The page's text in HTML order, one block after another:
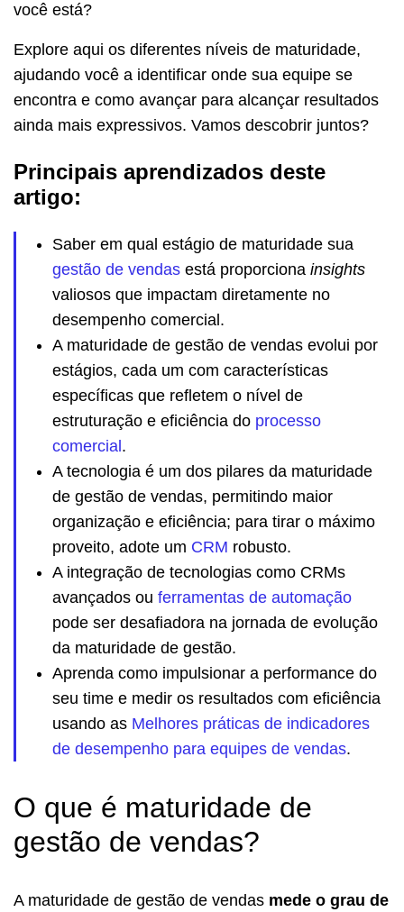
você está?
Explore aqui os diferentes níveis de maturidade,
ajudando você a identificar onde sua equipe se
encontra e como avançar para alcançar resultados
ainda mais expressivos. Vamos descobrir juntos?
Principais aprendizados deste
artigo:
Saber em qual estágio de maturidade sua
gestão de vendas está proporciona insights
valiosos que impactam diretamente no
desempenho comercial.
A maturidade de gestão de vendas evolui por
estágios, cada um com características
específicas que refletem o nível de
estruturação e eficiência do processo
comercial .
A tecnologia é um dos pilares da maturidade
de gestão de vendas, permitindo maior
organização e eficiência; para tirar o máximo
proveito, adote um CRM robusto.
A integração de tecnologias como CRMs
avançados ou ferramentas de automação
pode ser desafiadora na jornada de evolução
da maturidade de gestão.
Aprenda como impulsionar a performance do
seu time e medir os resultados com eficiência
usando as Melhores práticas de indicadores
de desempenho para equipes de vendas.
O que é maturidade de
gestão de vendas?
A maturidade de gestão de vendas mede o grau de